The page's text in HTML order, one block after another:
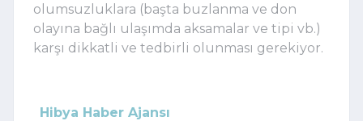
olumsuzluklara (başta buzlanma ve don
olayına bağlı ulaşımda aksamalar ve tipi vb.)
karşı dikkatli ve tedbirli olunması gerekiyor.
Hibya Haber Ajansı